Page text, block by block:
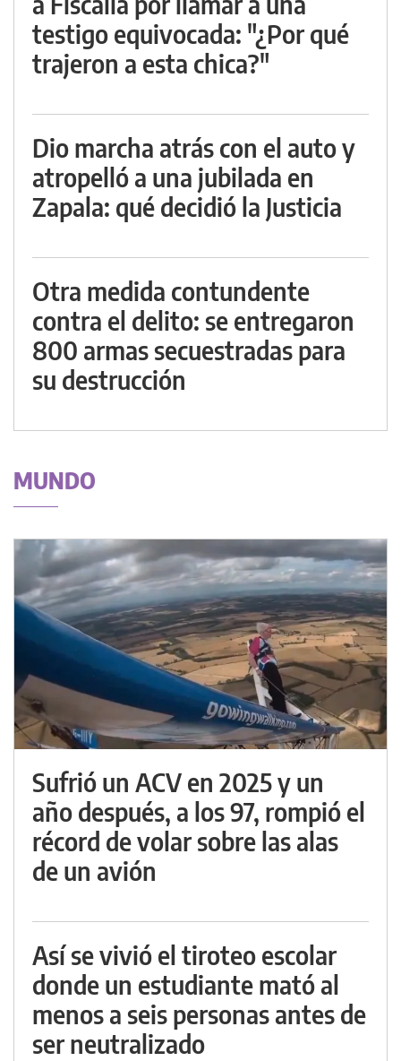
testigo equivocada: "¿Por qué
trajeron a esta chica?"
Dio marcha atrás con el auto y
atropelló a una jubilada en
Zapala: qué decidió la Justicia
Otra medida contundente
contra el delito: se entregaron
800 armas secuestradas para
su destrucción
MUNDO
Sufrió un ACV en 2025 y un
año después, a los 97, rompió el
récord de volar sobre las alas
de un avión
Así se vivió el tiroteo escolar
donde un estudiante mató al
menos a seis personas antes de
ser neutralizado